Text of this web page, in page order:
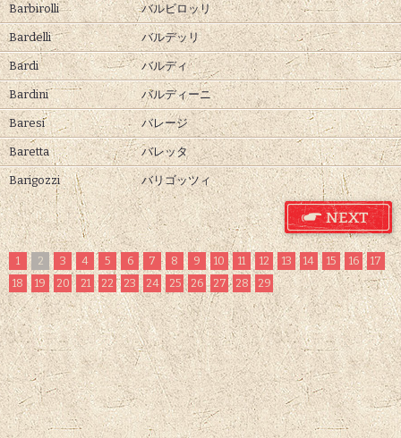
Barbirolli バルビロッリ
Bardelli バルデッリ
Bardi バルディ
Bardini バルディーニ
Baresi バレージ
Baretta バレッタ
Barigozzi バリゴッツィ
1 2 3 4 5 6 7 8 9 10 11 12 13 14 15 16
17
18
19 20 21 22 23 24 25 26 27 28 29